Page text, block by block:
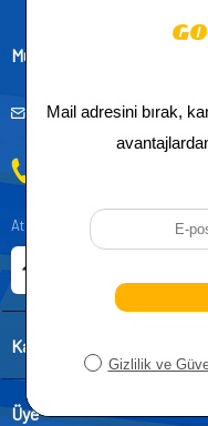
Müşteri Hizmetleri
Atatürk, Kıraç Mevkii, Orhan
Kategoriler
Üye